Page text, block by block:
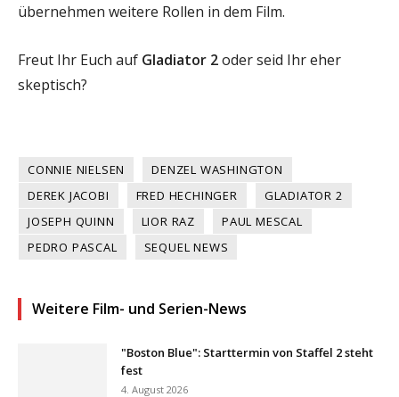
übernehmen weitere Rollen in dem Film.
Freut Ihr Euch auf Gladiator 2oder seid Ihr eher
skeptisch?
CONNIE NIELSEN
DENZEL WASHINGTON
DEREK JACOBI
FRED HECHINGER
GLADIATOR 2
JOSEPH QUINN
LIOR RAZ
PAUL MESCAL
PEDRO PASCAL
SEQUEL NEWS
Weitere Film- und Serien-News
"Boston Blue": Starttermin von Staffel 2 steht
fest
4. August 2026